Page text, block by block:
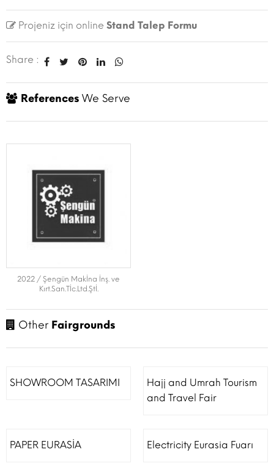
Projeniz için online Stand Talep Formu
Share :
References We Serve
2022 / Şengün Makİna İnş. ve
Kırt.San.Tİc.Ltd.Ştİ.
Other Fairgrounds
SHOWROOM TASARIMI
Hajj and Umrah Tourism
and Travel Fair
PAPER EURASİA Electricity Eurasia Fuarı